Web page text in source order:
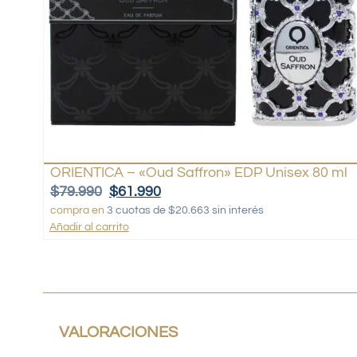
ORIENTICA – «Oud Saffron» EDP Unisex 80 ml
$79.990 $61.990
compra en 3 cuotas de $20.663 sin interés
Añadir al carrito
VALORACIONES